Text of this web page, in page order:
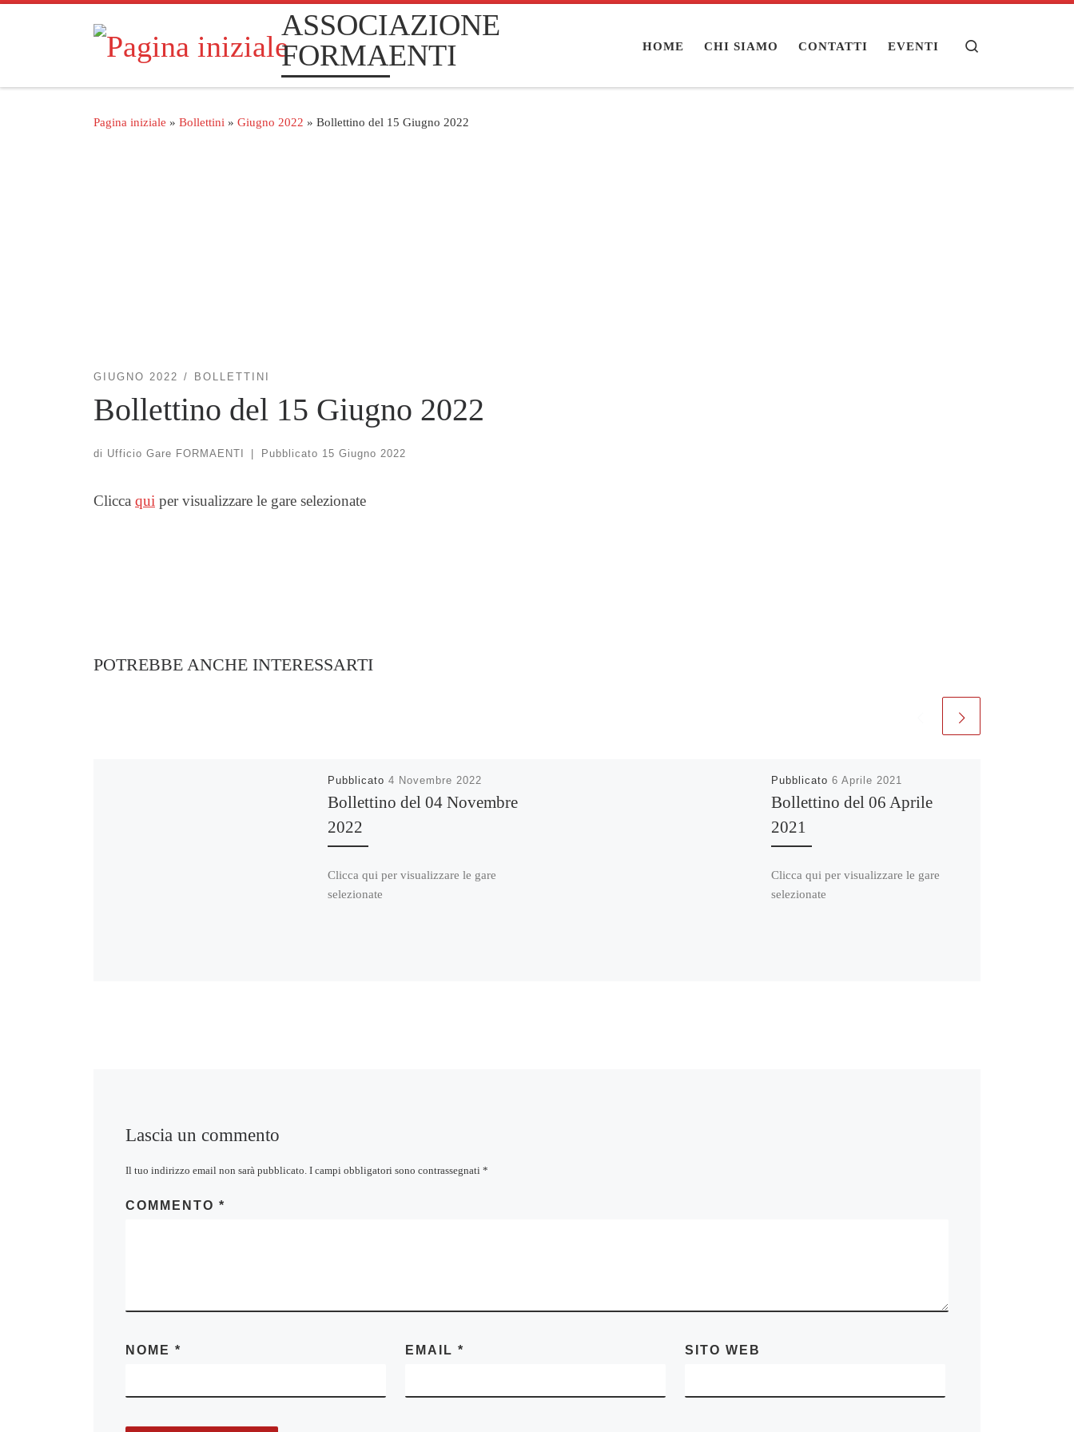
Passa al contenuto
ASSOCIAZIONE
FORMAENTI
HOME CHI SIAMO CONTATTI EVENTI
Pagina iniziale » Bollettini » Giugno 2022 » Bollettino del 15 Giugno 2022
GIUGNO 2022 BOLLETTINI
Bollettino del 15 Giugno 2022
di Ufficio Gare FORMAENTI Pubblicato 15 Giugno 2022
Clicca qui per visualizzare le gare selezionate
POTREBBE ANCHE INTERESSARTI
Pubblicato 4 Novembre 2022
Bollettino del 04 Novembre
2022
Clicca qui per visualizzare le gare
selezionate
Pubblicato 6 Aprile 2021
Bollettino del 06 Aprile
2021
Clicca qui per visualizzare le gare
selezionate
Lascia un commento
Il tuo indirizzo email non sarà pubblicato. I campi obbligatori sono contrassegnati *
COMMENTO *
NOME * EMAIL * SITO WEB